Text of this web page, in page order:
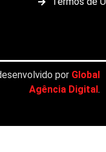
por Global
Agência Digital.